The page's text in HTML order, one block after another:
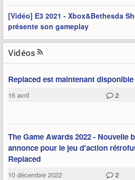
[Vidéo] E3 2021 - Xbox&Bethesda
présente son gameplay
Vidéos
Replaced est maintenant disponible
16 avril 2
The Game Awards 2022 - Nouvelle
annonce pour le jeu d'action
Replaced
10 décembre 2022 2